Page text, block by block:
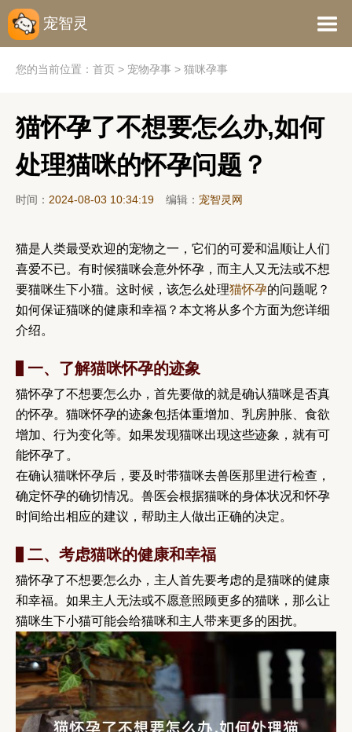
宠智灵
您的当前位置： 首页 > 宠物孕事 > 猫咪孕事
猫怀孕了不想要怎么办,如何
处理猫咪的怀孕问题？
时间： 2024-08-03 10:34:19 编辑： 宠智灵网
猫是人类最受欢迎的宠物之一，它们的可爱和温顺让人们
喜爱不已。有时候猫咪会意外怀孕，而主人又无法或不想
要猫咪生下小猫。这时候，该怎么处理猫怀孕的问题呢？
如何保证猫咪的健康和幸福？本文将从多个方面为您详细
介绍。
一、了解猫咪怀孕的迹象
猫怀孕了不想要怎么办，首先要做的就是确认猫咪是否真
的怀孕。猫咪怀孕的迹象包括体重增加、乳房肿胀、食欲
增加、行为变化等。如果发现猫咪出现这些迹象，就有可
能怀孕了。
在确认猫咪怀孕后，要及时带猫咪去兽医那里进行检查，
确定怀孕的确切情况。兽医会根据猫咪的身体状况和怀孕
时间给出相应的建议，帮助主人做出正确的决定。
二、考虑猫咪的健康和幸福
猫怀孕了不想要怎么办，主人首先要考虑的是猫咪的健康
和幸福。如果主人无法或不愿意照顾更多的猫咪，那么让
猫咪生下小猫可能会给猫咪和主人带来更多的困扰。